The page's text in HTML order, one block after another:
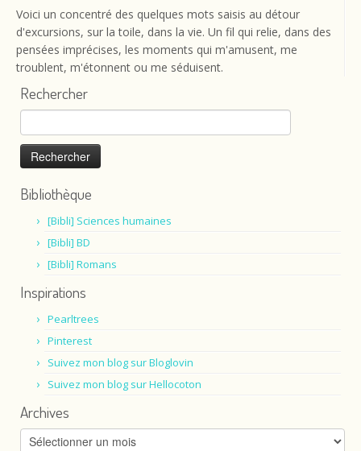
Voici un concentré des quelques mots saisis au détour
d'excursions, sur la toile, dans la vie. Un fil qui relie, dans des
pensées imprécises, les moments qui m'amusent, me
troublent, m'étonnent ou me séduisent.
Rechercher
Rechercher :
Bibliothèque
[Bibli] Sciences humaines
[Bibli] BD
[Bibli] Romans
Inspirations
Pearltrees
Pinterest
Suivez mon blog sur Bloglovin
Suivez mon blog sur Hellocoton
Archives
Archives